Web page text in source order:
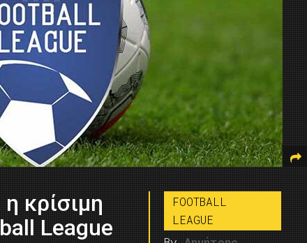
κρίσιμη
League
FOOTBALL
LEAGUE